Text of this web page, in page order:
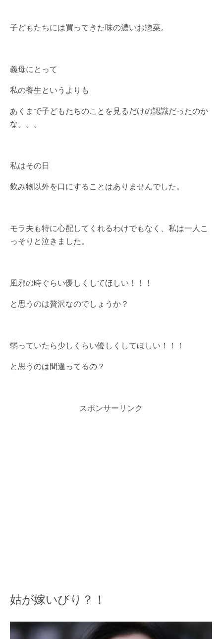
子どもたちには買ってきた味の濃いお惣菜。
義母にとって
私の養生というよりも
あくまで子どもたちのことを見るだけの認識だったのか
な。。。
私はその日
飲み物以外を口にすることはありませんでした。
モラ夫も特に心配してくれるわけでもなく、私は一人こ
っそりと泣きました。
風邪の時ぐらい優しくしてほしい！！！
と思うのは贅沢なのでしょうか？
弱っていたら少しくらい優しくしてほしい！！！
と思うのは間違ってるの？
スポンサーリンク
姑が嫁いびり？！